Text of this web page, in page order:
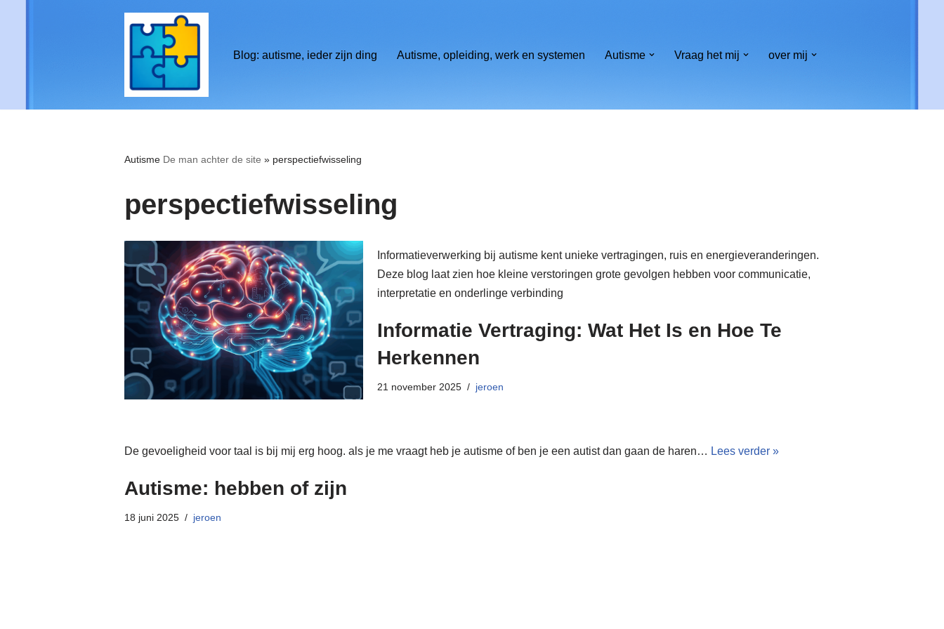
Blog: autisme, ieder zijn ding Autisme, opleiding, werk en systemen Autisme Vraag het mij over mij
Autisme De man achter de site » perspectiefwisseling
perspectiefwisseling
Informatie­verwerking bij autisme kent unieke vertragingen, ruis en energieveranderingen.
Deze blog laat zien hoe kleine verstoringen grote gevolgen hebben voor communicatie,
interpretatie en onderlinge verbinding
Informatie Vertraging: Wat Het Is en Hoe Te
Herkennen
21 november 2025 jeroen
De gevoeligheid voor taal is bij mij erg hoog. als je me vraagt heb je autisme of ben je een autist dan gaan de haren… Lees verder »
Autisme: hebben of zijn
18 juni 2025 jeroen